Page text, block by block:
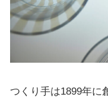
つくり手は1899年に